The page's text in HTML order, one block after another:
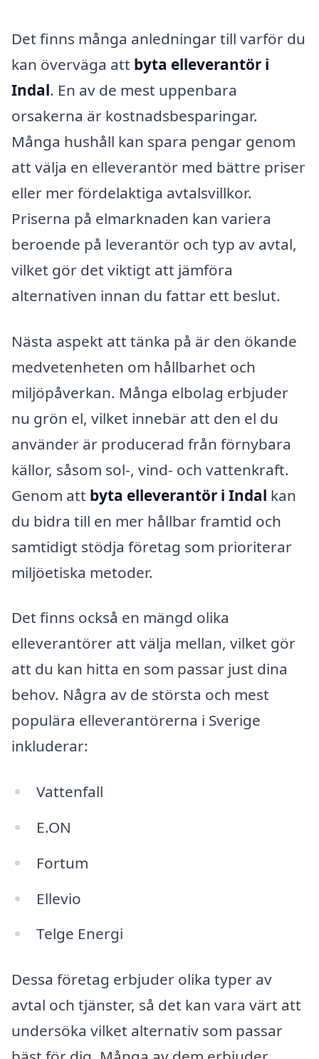
Det finns många anledningar till varför du
kan överväga att byta elleverantör i
Indal. En av de mest uppenbara
orsakerna är kostnadsbesparingar.
Många hushåll kan spara pengar genom
att välja en elleverantör med bättre priser
eller mer fördelaktiga avtalsvillkor.
Priserna på elmarknaden kan variera
beroende på leverantör och typ av avtal,
vilket gör det viktigt att jämföra
alternativen innan du fattar ett beslut.
Nästa aspekt att tänka på är den ökande
medvetenheten om hållbarhet och
miljöpåverkan. Många elbolag erbjuder
nu grön el, vilket innebär att den el du
använder är producerad från förnybara
källor, såsom sol-, vind- och vattenkraft.
Genom att byta elleverantör i Indal kan
du bidra till en mer hållbar framtid och
samtidigt stödja företag som prioriterar
miljöetiska metoder.
Det finns också en mängd olika
elleverantörer att välja mellan, vilket gör
att du kan hitta en som passar just dina
behov. Några av de största och mest
populära elleverantörerna i Sverige
inkluderar:
Vattenfall
E.ON
Fortum
Ellevio
Telge Energi
Dessa företag erbjuder olika typer av
avtal och tjänster, så det kan vara värt att
undersöka vilket alternativ som passar